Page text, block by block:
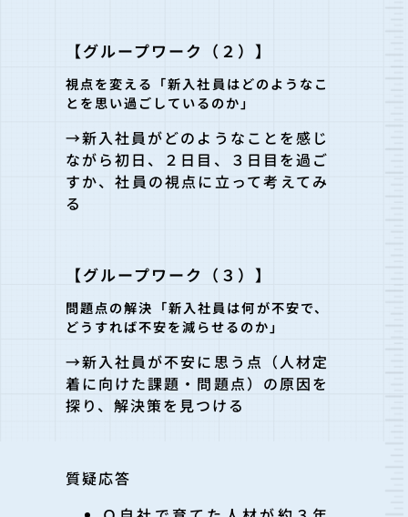
【グループワーク（２）】
視点を変える「新入社員はどのようなこ
とを思い過ごしているのか」
→新入社員がどのようなことを感じ
ながら初日、２日目、３日目を過ご
すか、社員の視点に立って考えてみ
る
【グループワーク（３）】
問題点の解決「新入社員は何が不安で、
どうすれば不安を減らせるのか」
→新入社員が不安に思う点（人材定
着に向けた課題・問題点）の原因を
探り、解決策を見つける
質疑応答